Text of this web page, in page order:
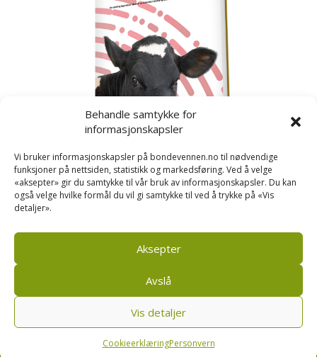
Behandle samtykke for
informasjonskapsler
Vi bruker informasjonskapsler på bondevennen.no til nødvendige
funksjoner på nettsiden, statistikk og markedsføring. Ved å velge
«aksepter» gir du samtykke til vår bruk av informasjonskapsler. Du kan
også velge hvilke formål du vil gi samtykke til ved å trykke på «Vis
detaljer».
Aksepter
Avslå
Vis detaljer
CookieerklæringPersonvern
Kusignal
Bondevennen SA, Pb 208, sentrum, 4001 Stavanger
Personvern og cookies regler